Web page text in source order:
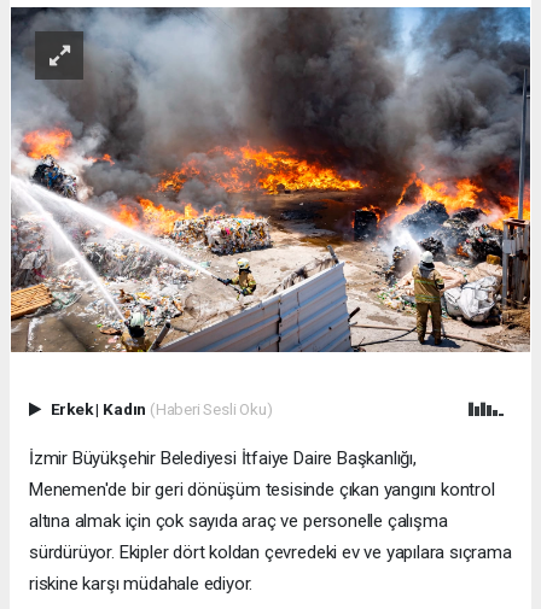
Erkek| Kadın (Haberi Sesli Oku)
İzmir Büyükşehir Belediyesi İtfaiye Daire Başkanlığı,
Menemen'de bir geri dönüşüm tesisinde çıkan yangını kontrol
altına almak için çok sayıda araç ve personelle çalışma
sürdürüyor. Ekipler dört koldan çevredeki ev ve yapılara sıçrama
riskine karşı müdahale ediyor.